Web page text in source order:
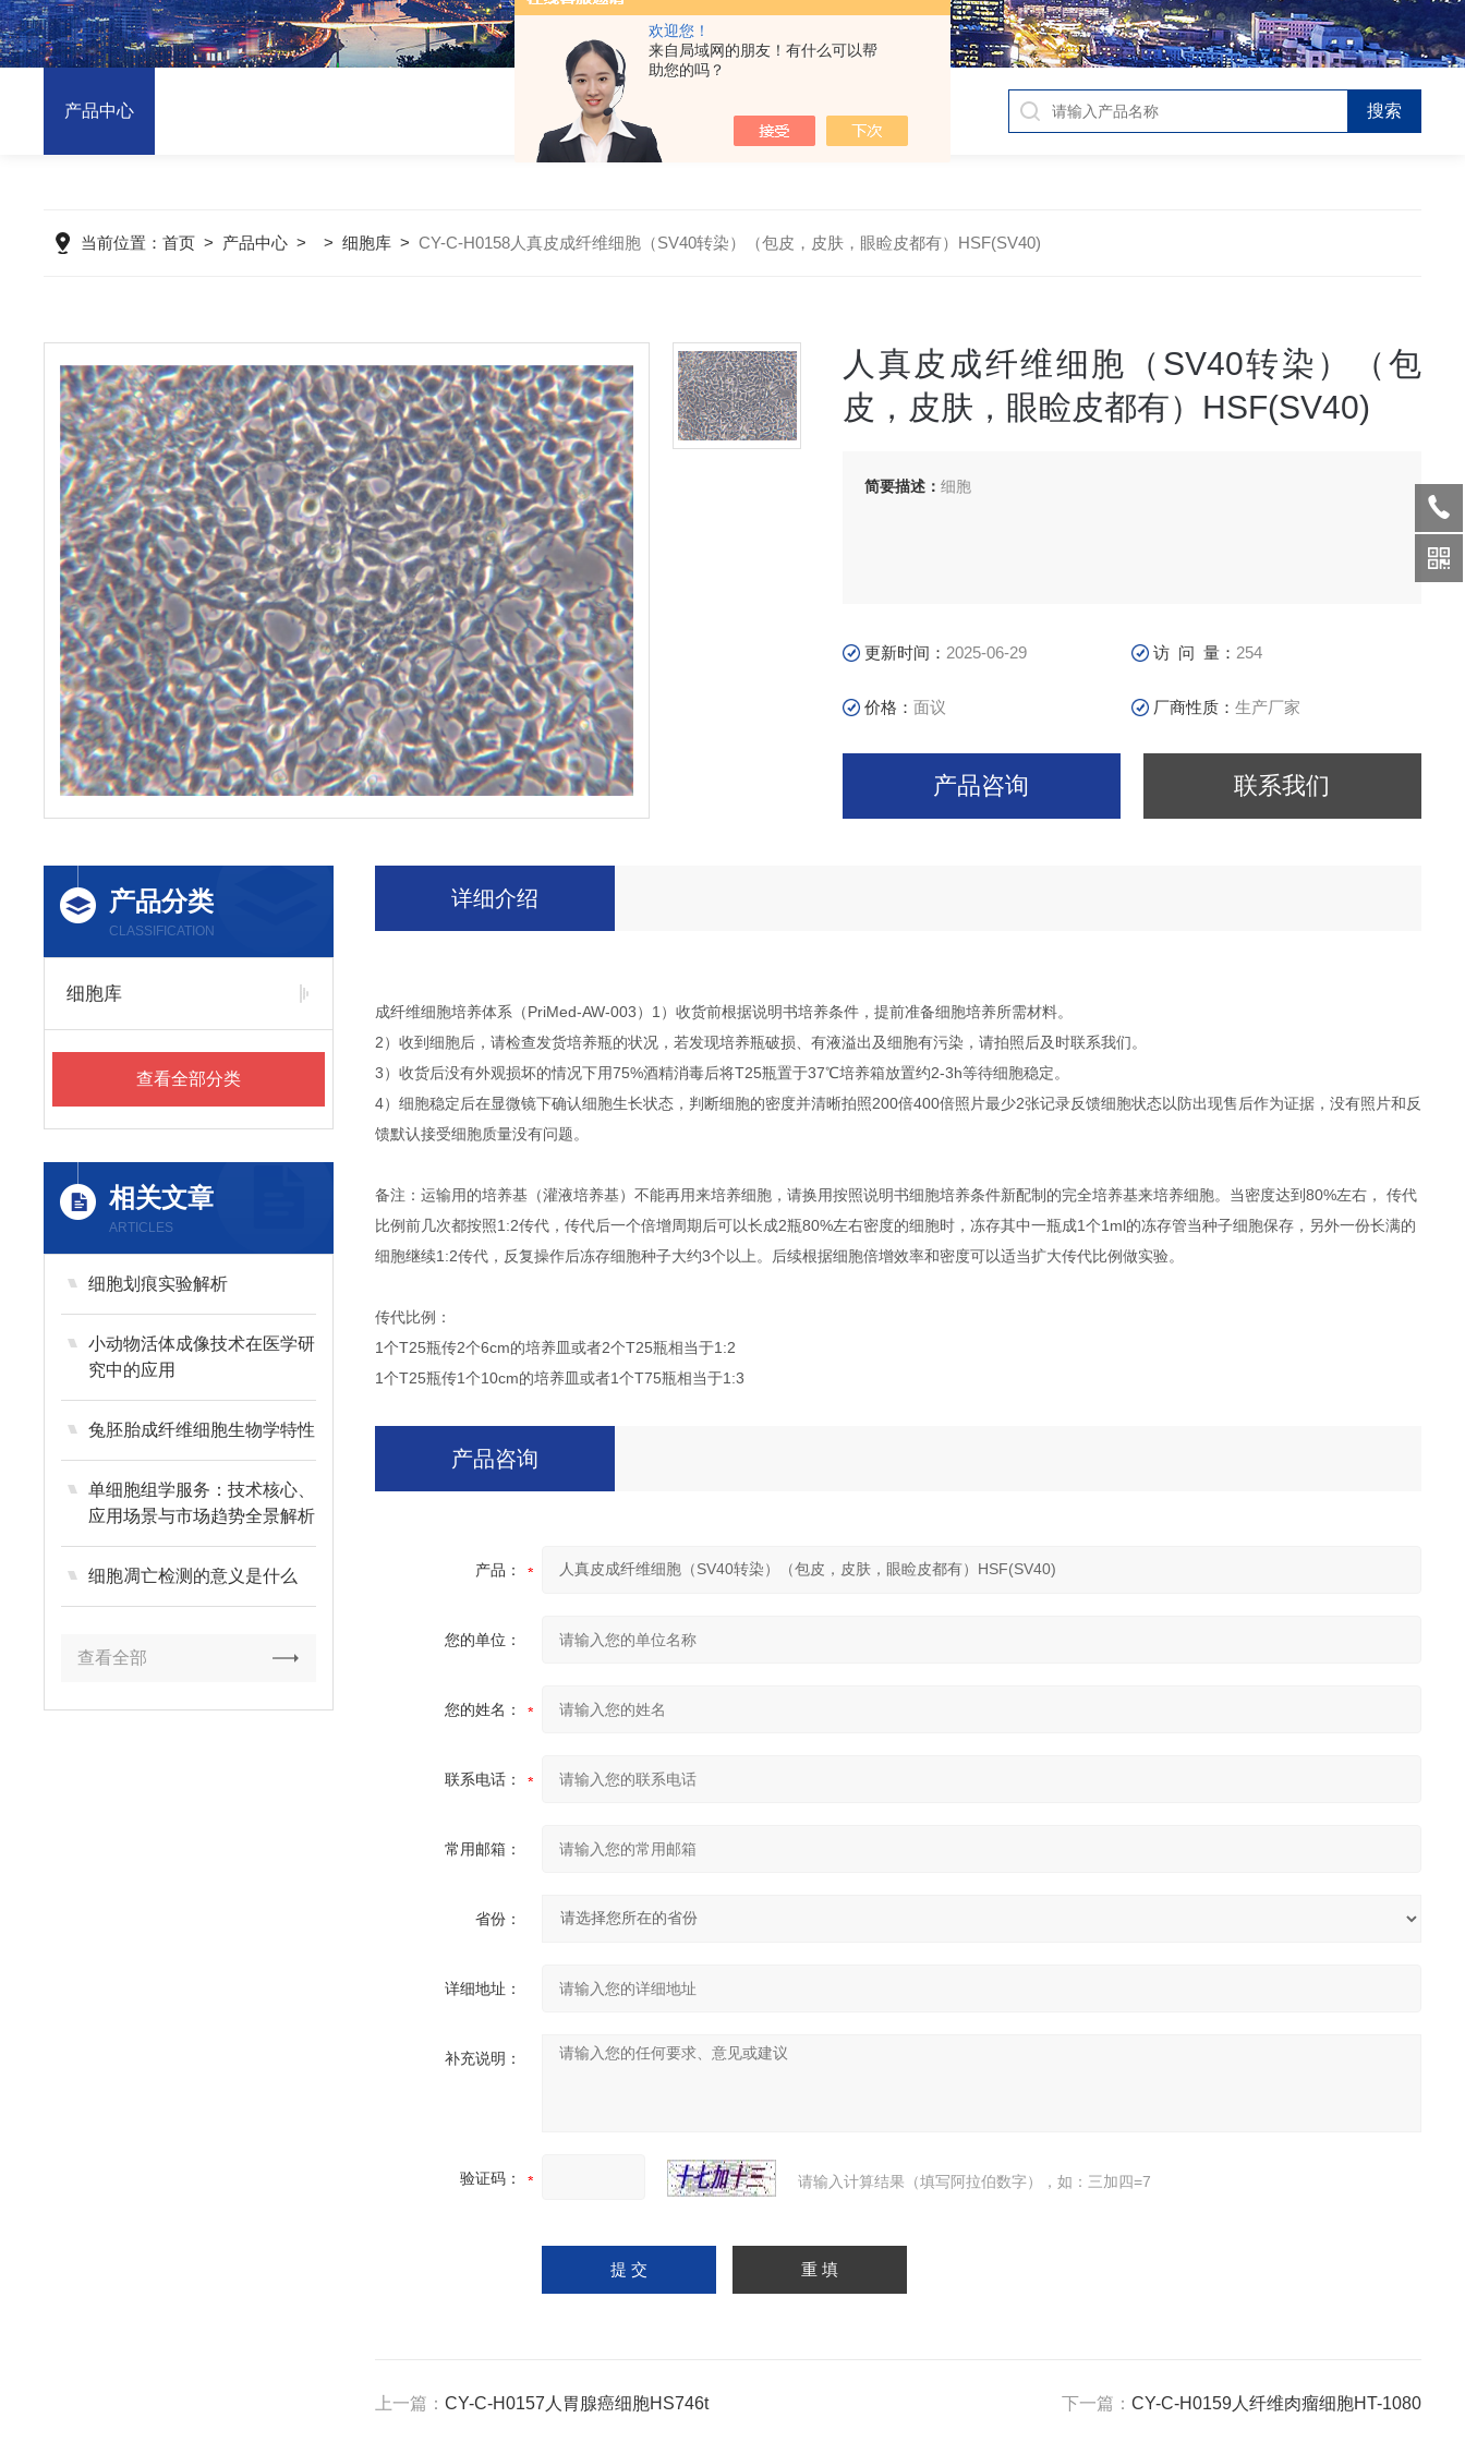
欢迎您！
来自局域网的朋友！有什么可以帮
助您的吗？
产品中心
当前位置：首页 > 产品中心 > >细胞库 >CY-C-H0158人真皮成纤维细胞（SV40转染）（包皮，皮肤，眼睑皮都有）HSF(SV40)
人真皮成纤维细胞（SV40转染）（包
皮，皮肤，眼睑皮都有）HSF(SV40)
简要描述：细胞
更新时间： 2025-06-29 访 问 量： 254
价格：面议 厂商性质：生产厂家
产品咨询 联系我们
产品分类
CLASSIFICATION
细胞库
查看全部分类
相关文章
ARTICLES
细胞划痕实验解析
小动物活体成像技术在医学研
究中的应用
兔胚胎成纤维细胞生物学特性
单细胞组学服务：技术核心、
应用场景与市场趋势全景解析
细胞凋亡检测的意义是什么
查看全部
详细介绍
成纤维细胞培养体系（PriMed-AW-003）1）收货前根据说明书培养条件，提前准备细胞培养所需材料。
2）收到细胞后，请检查发货培养瓶的状况，若发现培养瓶破损、有液溢出及细胞有污染，请拍照后及时联系我们。
3）收货后没有外观损坏的情况下用75%酒精消毒后将T25瓶置于37℃培养箱放置约2-3h等待细胞稳定。
4）细胞稳定后在显微镜下确认细胞生长状态，判断细胞的密度并清晰拍照200倍400倍照片最少2张记录反馈细胞状态以防出现售后作为证据，没有照片和反
馈默认接受细胞质量没有问题。
备注：运输用的培养基（灌液培养基）不能再用来培养细胞，请换用按照说明书细胞培养条件新配制的完全培养基来培养细胞。当密度达到80%左右， 传代
比例前几次都按照1:2传代，传代后一个倍增周期后可以长成2瓶80%左右密度的细胞时，冻存其中一瓶成1个1ml的冻存管当种子细胞保存，另外一份长满的
细胞继续1:2传代，反复操作后冻存细胞种子大约3个以上。后续根据细胞倍增效率和密度可以适当扩大传代比例做实验。
传代比例：
1个T25瓶传2个6cm的培养皿或者2个T25瓶相当于1:2
1个T25瓶传1个10cm的培养皿或者1个T75瓶相当于1:3
产品咨询
产品：
您的单位：
您的姓名：
联系电话：
常用邮箱：
省份：
详细地址：
补充说明：
验证码： 请输入计算结果（填写阿拉伯数字），如：三加四=7
上一篇： CY-C-H0157人胃腺癌细胞HS746t 下一篇： CY-C-H0159人纤维肉瘤细胞HT-1080